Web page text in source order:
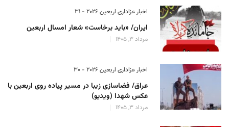
اخبار عزاداری اربعین ۲۰۲۶ - 31
ایران/ «باید برخاست» شعار امسال اربعین
مرداد 3, 1405
اخبار عزاداری اربعین ۲۰۲۶ - 30
عراق/ فضاسازی زیبا در مسیر پیاده روی اربعین با
عکس شهدا (ویدیو)
مرداد 3, 1405